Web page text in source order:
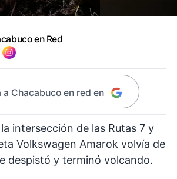
en Red
a Chacabuco en red en
intersección de las Rutas 7 y
Volkswagen Amarok volvía de
despistó y terminó volcando.